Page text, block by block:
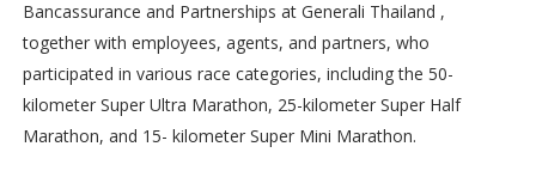
Bancassurance and Partnerships at Generali Thailand ,
together with employees, agents, and partners, who
participated in various race categories, including the 50-
kilometer Super Ultra Marathon, 25-kilometer Super Half
Marathon, and 15- kilometer Super Mini Marathon.